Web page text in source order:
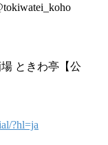
ときわ亭【公
?hl=ja